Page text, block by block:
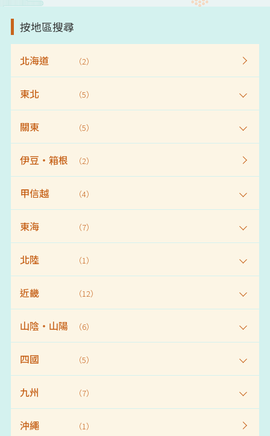
按地區搜尋
北海道 （2）
東北 （5）
關東 （5）
伊豆・箱根 （2）
甲信越 （4）
東海 （7）
北陸 （1）
近畿 （12）
山陰・山陽 （6）
四國 （5）
九州 （7）
沖繩 （1）